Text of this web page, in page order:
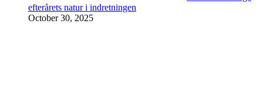
efterårets natur i indretningen
October 30, 2025